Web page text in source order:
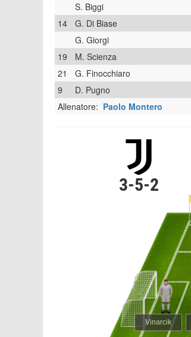
S. Biggi
14
G. Di Biase
G. Giorgi
19
M. Scienza
21
G. Finocchiaro
9
D. Pugno
Allenatore: Paolo Montero
3-5-2
Vinarcik